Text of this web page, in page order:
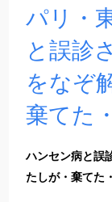
パリ・
と誤診
をなぞ
棄てた
ハンセン病と誤
たしが・棄てた